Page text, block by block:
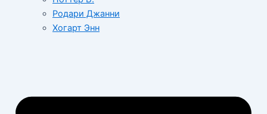
Родари Джанни
Хогарт Энн